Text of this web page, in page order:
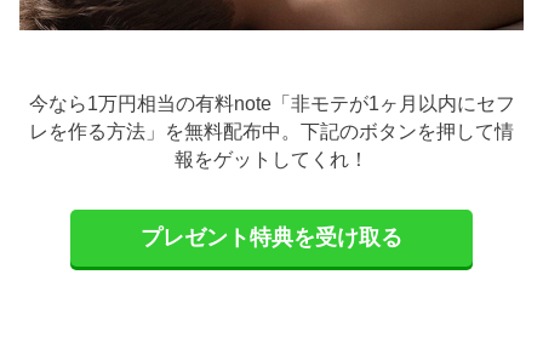
今なら1万円相当の有料note「非モテが1ヶ月以内にセフ
レを作る方法」を無料配布中。下記のボタンを押して情
報をゲットしてくれ！
プレゼント特典を受け取る